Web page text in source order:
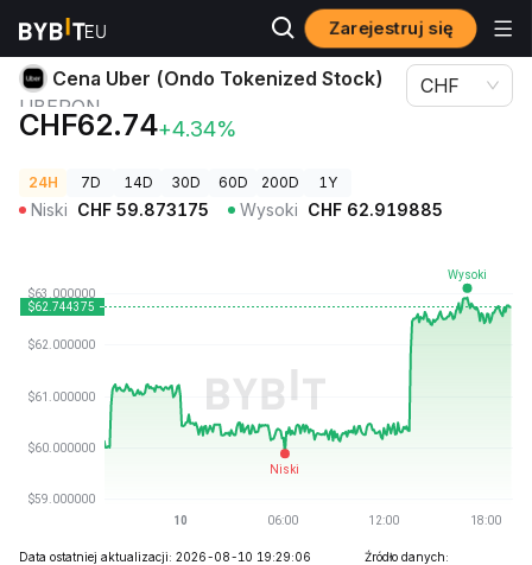
Zarejestruj się
Ceny kryptowalut Cena Uber (Ondo Tokenized Stock) UBERON
Cena Uber (Ondo Tokenized Stock)
UBERON
CHF62.74+4.34%
CHF
24H 7D 14D 30D 60D 200D 1Y
Niski CHF 59.873175 Wysoki CHF 62.919885
Data ostatniej aktualizacji: 2026-08-10 19:29:06
Źródło danych: